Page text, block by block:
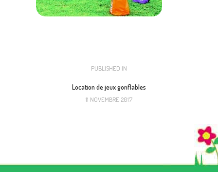
NAVIGATION
PUBLISHED IN
Location de jeux gonflables
11 NOVEMBRE 2017